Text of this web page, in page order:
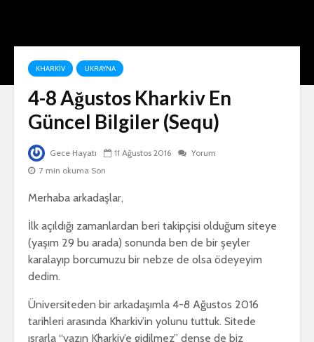
KHARKIV UKRAYNA
4-8 Ağustos Kharkiv En
Güncel Bilgiler (Sequ)
Gece Hayatı 11 Ağustos 2016
Yorum
7 min okuma Son
Merhaba arkadaşlar,
İlk açıldığı zamanlardan beri takipçisi olduğum siteye
(yaşım 29 bu arada) sonunda ben de bir şeyler
karalayıp borcumuzu bir nebze de olsa ödeyeyim
dedim.
Üniversiteden bir arkadaşımla 4-8 Ağustos 2016
tarihleri arasında Kharkiv’in yolunu tuttuk. Sitede
ısrarla “yazın Kharkiv’e gidilmez” dense de biz